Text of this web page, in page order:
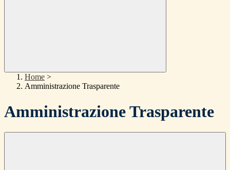
Home >
Amministrazione Trasparente
Amministrazione Trasparente